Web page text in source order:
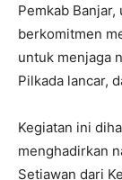
Pemkab
berkomitmen
untuk menjaga
Pilkada lancar,
Kegiatan ini
menghadirkan
Setiawan dari